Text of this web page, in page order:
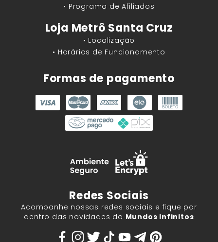
• Programa de Afiliados
Loja Metrô Santa Cruz
• Localização
• Horários de Funcionamento
Formas de pagamento
Redes Sociais
Acompanhe nossas redes sociais e fique por
dentro das novidades do Mundos Infinitos